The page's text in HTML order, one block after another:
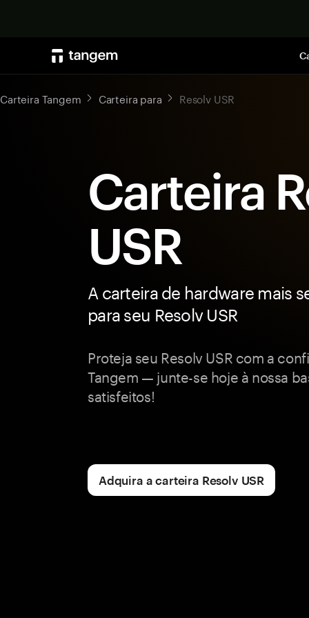
Carteira Tangem Carteira para Resolv USR
Carteira
USR
A carteira de hardware mais
para seu Resolv USR
Proteja seu Resolv USR com a
Tangem — junte-se hoje à nossa
satisfeitos!
Adquira a carteira Resolv USR